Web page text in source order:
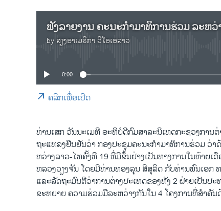
by ສຽງອາເມຣິກາ ວີໂອເອລາວ
0:00
ຄລິກເພື່ອເປີດ
ທ່ານ​ເສກ ວັນນະ​ເມ​ທີ ອະທິບໍດີ​ກົມ​ສາລະ​ນິ​ເທດ​ກະຊວງ​ການ​
ຖະ​ແຫລ​ງຢືນຢັນ​ວ່າ ກອງ​ປະຊຸມ​ຄະນະ​ກຳມາ​ທິການ​ຮ່ວມ ວ່
ຫວ່າງ​ລາວ-​ໄທ​ຄັ້ງທີ 19 ທີ່​ມີ​ຂຶ້ນຢ່າງ​ເປັນ​ທາງ​ການ​ໃນ​ທ້າຍ​ເ
ຫລວງ​ວຽງ​ຈັນ ​ໂດຍ​ມີ​ທ່ານ​ທອງ​ລຸນ ສີ​ສຸ​ລິດ ກັບ​ທ່ານ​ພົນ​ເອກ
ແລະ​ລັດຖະມົນ​ຕີ​ວ່າການ​ຕ່າງປະ​ເທດ​ຂອງ​ທັງ 2 ຝ່າຍ​ເປັນ​ປ
ຂະຫຍາຍ ຄວາມ​ຮ່ວມ​ມື​ລະຫວ່າງ​ກັນ​ໃນ 4 ​ໂຄງການ​ທີ່​ສຳຄັນ​